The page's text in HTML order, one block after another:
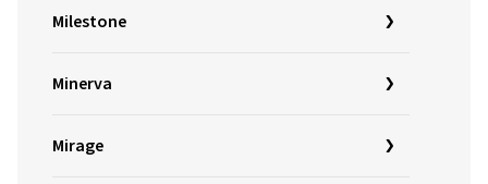
Milestone
Minerva
Mirage